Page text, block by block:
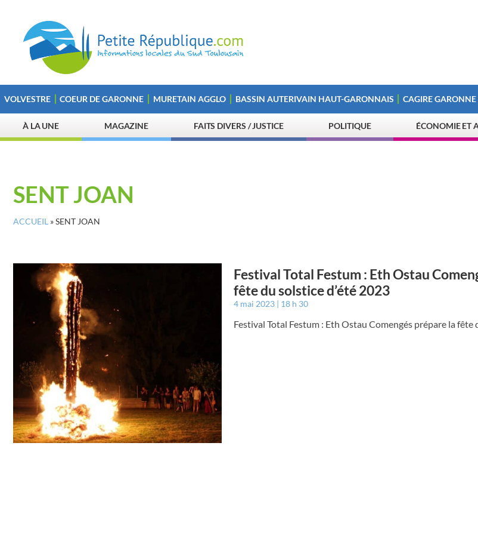
VOLVESTRE COEUR DE GARONNE MURETAIN AGGLO BASSIN AUTERIVAIN HAUT-GARONNAIS CAGIRE GARONNE
À LA UNE MAGAZINE FAITS DIVERS / JUSTICE POLITIQUE ÉCONOMIE ET
SENT JOAN
ACCUEIL »SENT JOAN
Festival Total Festum : Eth Ostau
fête du solstice d’été 2023
4 mai 2023 18 h 30
Festival Total Festum : Eth Ostau Comengés prépare la fête